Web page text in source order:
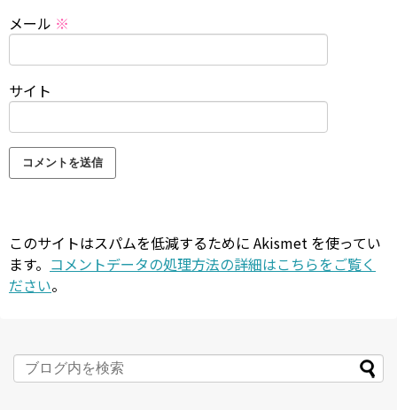
メール ※
サイト
このサイトはスパムを低減するために Akismet を使ってい
ます。 コメントデータの処理方法の詳細はこちらをご覧く
ださい。